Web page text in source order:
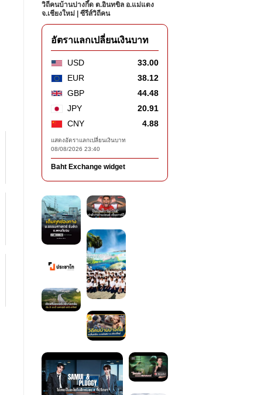
วิถีคนบ้านปางกึ้ด ต.อินทขิล อ.แม่แตง
จ.เชียงใหม่ | ซีรีส์วิถีคน
อัตราแลกเปลี่ยนเงินบาท
USD
33.00
EUR
38.12
GBP
44.48
JPY
20.91
CNY
4.88
แสดงอัตราแลกเปลี่ยนเงินบาท
08/08/2026 23:40
Baht Exchange widget